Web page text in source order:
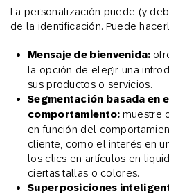
La personalización puede (y
de la identificación. Puede
Mensaje de bienvenida:
la opción de elegir una
sus productos o servicios.
Segmentación basada en
comportamiento: muestre
en función del
cliente, como el interés en
los clics en artículos en
ciertas tallas o colores.
Superposiciones